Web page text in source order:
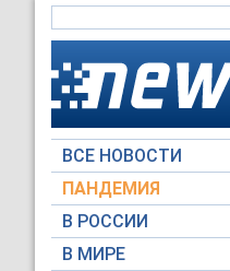
ВСЕ НОВОСТИ
ПАНДЕМИЯ
В РОССИИ
В МИРЕ